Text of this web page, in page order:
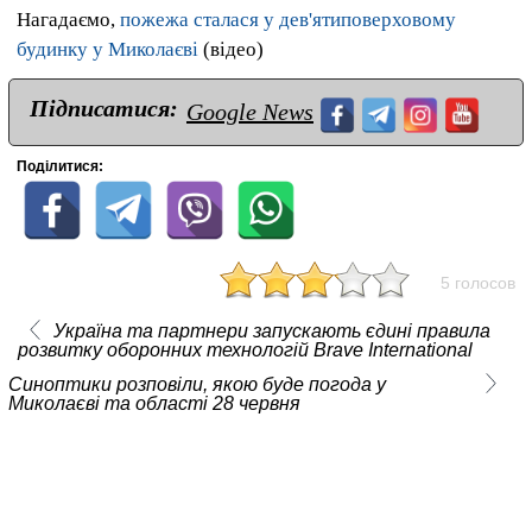
Нагадаємо, пожежа сталася у дев'ятиповерховому
будинку у Миколаєві (відео)
Підписатися: Google News
Поділитися:
5 голосов
Україна та партнери запускають єдині правила
розвитку оборонних технологій Brave International
Синоптики розповіли, якою буде погода у
Миколаєві та області 28 червня